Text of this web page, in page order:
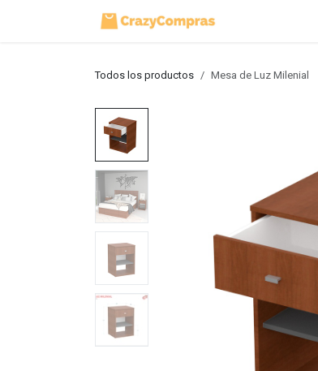
Todos los productos Mesa de Luz Milenial